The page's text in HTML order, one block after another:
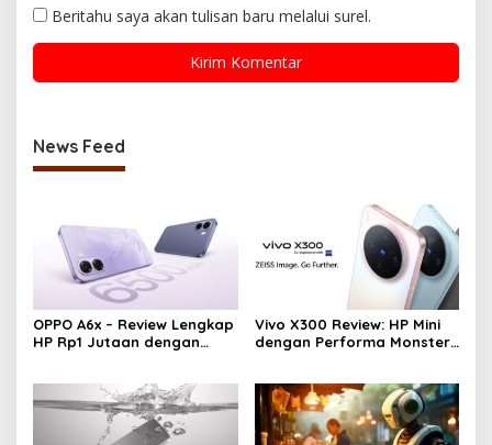
Beritahu saya akan tulisan baru melalui surel.
News Feed
OPPO A6x – Review Lengkap
HP Rp1 Jutaan dengan
Vivo X300 Review: HP Mini
dengan Performa Monster